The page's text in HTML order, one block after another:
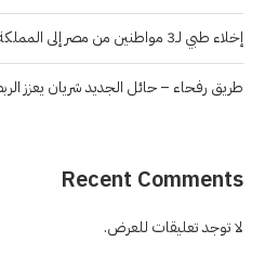
إخلاء طبي لـ3 مواطنين من مصر إلى المملكة
طريق رفحاء – حائل الجديد شريان يعزز
Recent Comments
لا توجد تعليقات للعرض.